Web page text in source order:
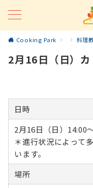
Cooking Park 料理
2月16日（日）
日時
2月16日（日）14:00
＊進行状況によって
います。
場所